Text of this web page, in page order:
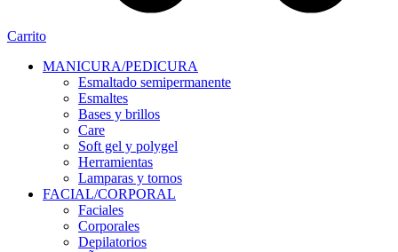
Carrito
MANICURA/PEDICURA
Esmaltado semipermanente
Esmaltes
Bases y brillos
Care
Soft gel y polygel
Herramientas
Lamparas y tornos
FACIAL/CORPORAL
Faciales
Corporales
Depilatorios